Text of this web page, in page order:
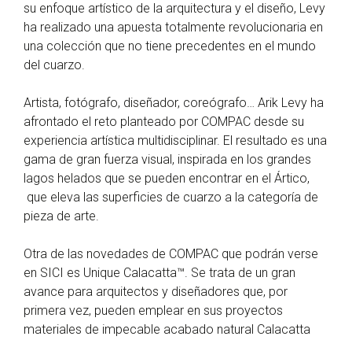
su enfoque artístico de la arquitectura y el diseño, Levy
ha realizado una apuesta totalmente revolucionaria en
una colección que no tiene precedentes en el mundo
del cuarzo.
Artista, fotógrafo, diseñador, coreógrafo… Arik Levy ha
afrontado el reto planteado por COMPAC desde su
experiencia artística multidisciplinar. El resultado es una
gama de gran fuerza visual, inspirada en los grandes
lagos helados que se pueden encontrar en el Ártico,
que eleva las superficies de cuarzo a la categoría de
pieza de arte.
Otra de las novedades de COMPAC que podrán verse
en SICI es Unique Calacatta™. Se trata de un gran
avance para arquitectos y diseñadores que, por
primera vez, pueden emplear en sus proyectos
materiales de impecable acabado natural Calacatta